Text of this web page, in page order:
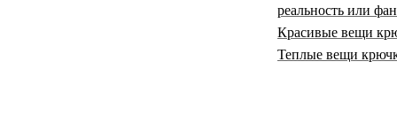
реальность или
Красивые вещи
Теплые вещи